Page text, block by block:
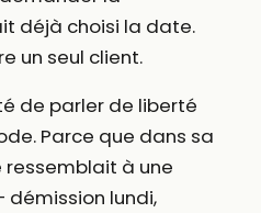
déjà choisi la date.
un seul client.
de parler de liberté
Parce que dans sa
à une
lundi,